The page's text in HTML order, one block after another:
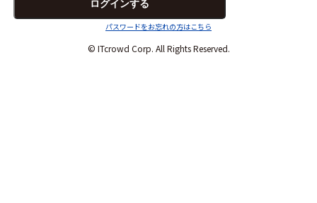
パスワードをお忘れの方はこちら
© ITcrowd Corp. All Rights Reserved.